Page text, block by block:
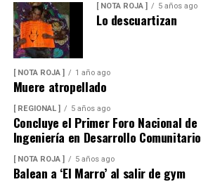
[ NOTA ROJA ] 5 años ago
Lo descuartizan
[ NOTA ROJA ] 1 año ago
Muere atropellado
[ REGIONAL ] 5 años ago
Concluye el Primer Foro Nacional de
Ingeniería en Desarrollo Comunitario
[ NOTA ROJA ] 5 años ago
Balean a ‘El Marro’ al salir de gym